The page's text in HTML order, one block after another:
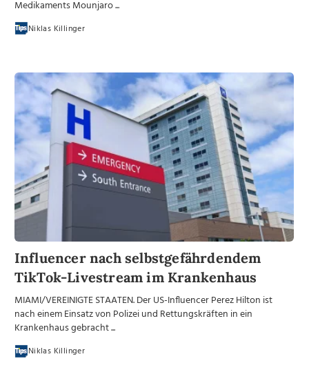
Medikaments Mounjaro ...
Niklas Killinger
Influencer nach selbstgefährdendem
TikTok-Livestream im Krankenhaus
MIAMI/VEREINIGTE STAATEN. Der US-Influencer Perez Hilton ist
nach einem Einsatz von Polizei und Rettungskräften in ein
Krankenhaus gebracht ...
Niklas Killinger